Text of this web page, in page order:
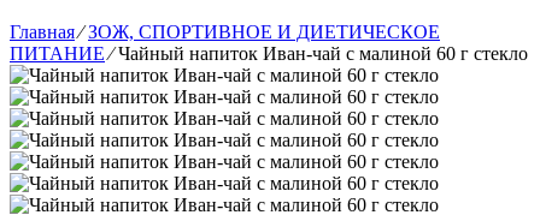
Главная⁄ЗОЖ, СПОРТИВНОЕ И ДИЕТИЧЕСКОЕ
ПИТАНИЕ ⁄ Чайный напиток Иван-чай с малиной 60 г стекло